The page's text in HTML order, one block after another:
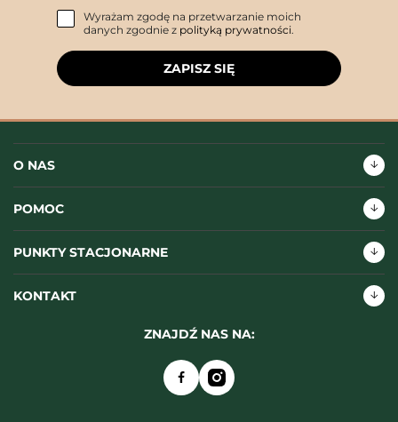
Wyrażam zgodę na przetwarzanie moich
danych zgodnie z polityką prywatności.
ZAPISZ SIĘ
O NAS
POMOC
PUNKTY STACJONARNE
KONTAKT
ZNAJDŹ NAS NA: